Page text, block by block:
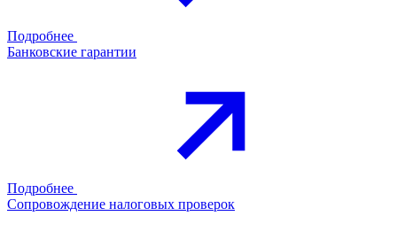
Подробнее
Банковские гарантии
Подробнее
Сопровождение налоговых проверок